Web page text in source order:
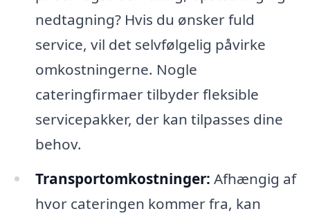
nedtagning? Hvis du ønsker fuld
service, vil det selvfølgelig påvirke
omkostningerne. Nogle
cateringfirmaer tilbyder fleksible
servicepakker, der kan tilpasses dine
behov.
Transportomkostninger: Afhængig af
hvor cateringen kommer fra, kan